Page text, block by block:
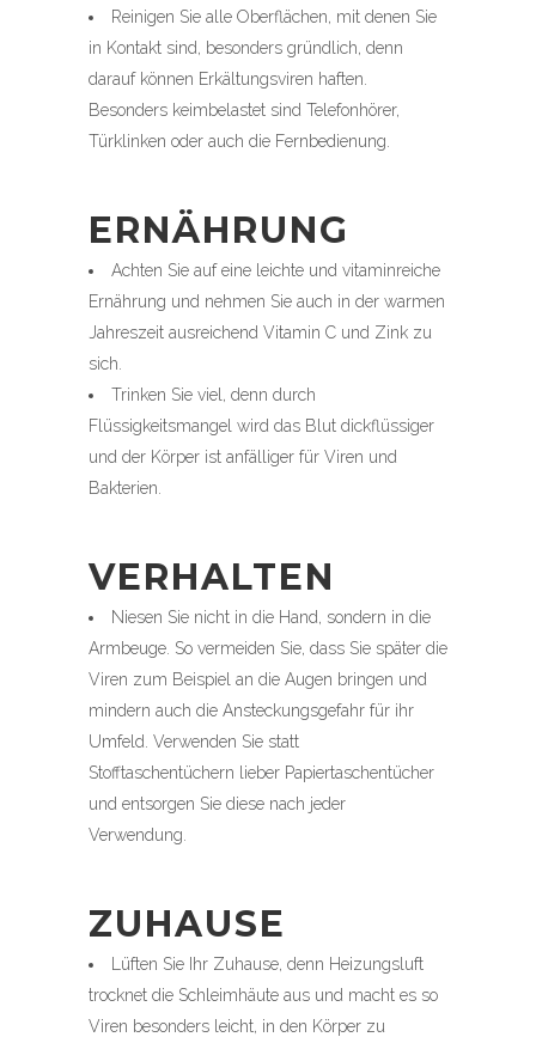
Reinigen Sie alle Oberflächen, mit denen Sie
in Kontakt sind, besonders gründlich, denn
darauf können Erkältungsviren haften.
Besonders keimbelastet sind Telefonhörer,
Türklinken oder auch die Fernbedienung.
ERNÄHRUNG
Achten Sie auf eine leichte und vitaminreiche
Ernährung und nehmen Sie auch in der warmen
Jahreszeit ausreichend Vitamin C und Zink zu
sich.
Trinken Sie viel, denn durch
Flüssigkeitsmangel wird das Blut dickflüssiger
und der Körper ist anfälliger für Viren und
Bakterien.
VERHALTEN
Niesen Sie nicht in die Hand, sondern in die
Armbeuge. So vermeiden Sie, dass Sie später die
Viren zum Beispiel an die Augen bringen und
mindern auch die Ansteckungsgefahr für ihr
Umfeld. Verwenden Sie statt
Stofftaschentüchern lieber Papiertaschentücher
und entsorgen Sie diese nach jeder
Verwendung.
ZUHAUSE
Lüften Sie Ihr Zuhause, denn Heizungsluft
trocknet die Schleimhäute aus und macht es so
Viren besonders leicht, in den Körper zu